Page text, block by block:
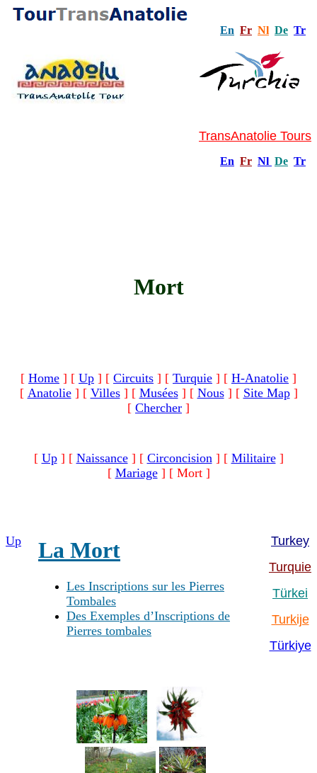
En Fr Nl De Tr
TransAnatolie Tours
En Fr Nl De Tr
Mort
[ Home ] [ Up ] [ Circuits ] [ Turquie ] [ H-Anatolie ]
[ Anatolie] [ Villes] [ Musées] [ Nous] [ Site Map]
[ Chercher ]
[ Up] [ Naissance] [ Circoncision] [ Militaire]
[ Mariage] [ Mort ]
Up La Mort
Les Inscriptions sur les Pierres
Tombales
Des Exemples d’Inscriptions de
Pierres tombales
Turkey
Turquie
Türkei
Turkije
Türkiye